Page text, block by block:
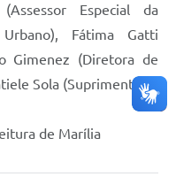
Especial da
Fátima Gatti
Gimenez (Diretora de
Sola (Suprimentos).
de Marília